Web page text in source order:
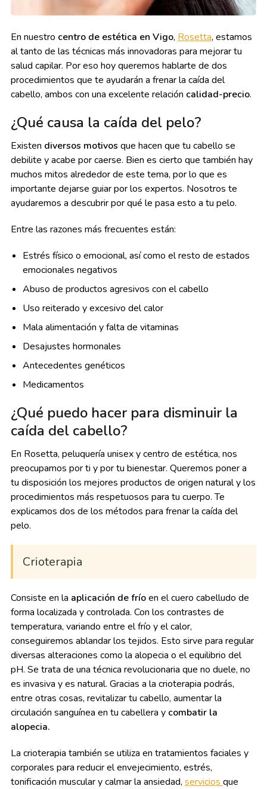
En nuestro centro de estética en Vigo, Rosetta, estamos
al tanto de las técnicas más innovadoras para mejorar tu
salud capilar. Por eso hoy queremos hablarte de dos
procedimientos que te ayudarán a frenar la caída del
cabello, ambos con una excelente relación calidad-precio.
¿Qué causa la caída del pelo?
Existen diversos motivos que hacen que tu cabello se
debilite y acabe por caerse. Bien es cierto que también hay
muchos mitos alrededor de este tema, por lo que es
importante dejarse guiar por los expertos. Nosotros te
ayudaremos a descubrir por qué le pasa esto a tu pelo.
Entre las razones más frecuentes están:
Estrés físico o emocional, así como el resto de estados
emocionales negativos
Abuso de productos agresivos con el cabello
Uso reiterado y excesivo del calor
Mala alimentación y falta de vitaminas
Desajustes hormonales
Antecedentes genéticos
Medicamentos
¿Qué puedo hacer para disminuir la
caída del cabello?
En Rosetta, peluquería unisex y centro de estética, nos
preocupamos por ti y por tu bienestar. Queremos poner a
tu disposición los mejores productos de origen natural y los
procedimientos más respetuosos para tu cuerpo. Te
explicamos dos de los métodos para frenar la caída del
pelo.
Crioterapia
Consiste en la aplicación de fríoen el cuero cabelludo de
forma localizada y controlada. Con los contrastes de
temperatura, variando entre el frío y el calor,
conseguiremos ablandar los tejidos. Esto sirve para regular
diversas alteraciones como la alopecia o el equilibrio del
pH. Se trata de una técnica revolucionaria que no duele, no
es invasiva y es natural. Gracias a la crioterapia podrás,
entre otras cosas, revitalizar tu cabello, aumentar la
circulación sanguínea en tu cabellera y combatir la
alopecia.
La crioterapia también se utiliza en tratamientos faciales y
corporales para reducir el envejecimiento, estrés,
tonificación muscular y calmar la ansiedad, serviciosque